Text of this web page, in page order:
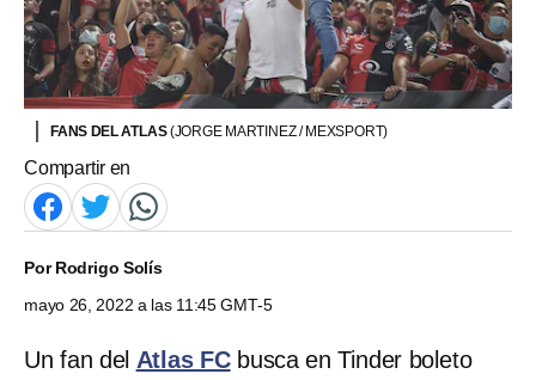
FANS DEL ATLAS(JORGE MARTINEZ / MEXSPORT)
Compartir en
PorRodrigo Solís
mayo 26, 2022 a las 11:45 GMT-5
Un fan del Atlas FCbusca en Tinder boleto